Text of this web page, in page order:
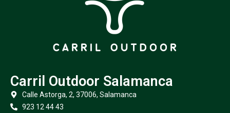
Carril Outdoor Salamanca
Calle Astorga, 2, 37006, Salamanca
923 12 44 43